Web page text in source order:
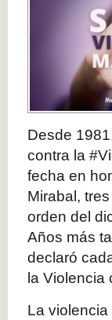
Desde
contra la
fecha en
Mirabal,
orden del
Años más
declaró
la Violencia
La